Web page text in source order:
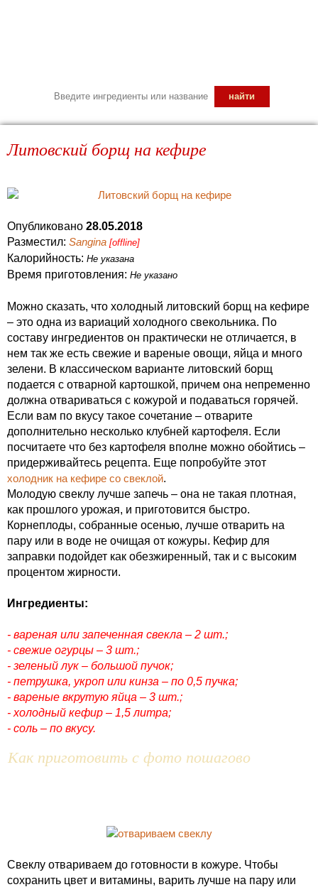
Литовский борщ на кефире
Опубликовано 28.05.2018
Разместил: Sangina [offline]
Калорийность: Не указана
Время приготовления: Не указано
Можно сказать, что холодный литовский борщ на кефире
– это одна из вариаций холодного свекольника. По
составу ингредиентов он практически не отличается, в
нем так же есть свежие и вареные овощи, яйца и много
зелени. В классическом варианте литовский борщ
подается с отварной картошкой, причем она непременно
должна отвариваться с кожурой и подаваться горячей.
Если вам по вкусу такое сочетание – отварите
дополнительно несколько клубней картофеля. Если
посчитаете что без картофеля вполне можно обойтись –
придерживайтесь рецепта. Еще попробуйте этот
холодник на кефире со свеклой.
Молодую свеклу лучше запечь – она не такая плотная,
как прошлого урожая, и приготовится быстро.
Корнеплоды, собранные осенью, лучше отварить на
пару или в воде не очищая от кожуры. Кефир для
заправки подойдет как обезжиренный, так и с высоким
процентом жирности.
Ингредиенты:
- вареная или запеченная свекла – 2 шт.;
- свежие огурцы – 3 шт.;
- зеленый лук – большой пучок;
- петрушка, укроп или кинза – по 0,5 пучка;
- вареные вкрутую яйца – 3 шт.;
- холодный кефир – 1,5 литра;
- соль – по вкусу.
Как приготовить с фото пошагово
Свеклу отвариваем до готовности в кожуре. Чтобы
сохранить цвет и витамины, варить лучше на пару или